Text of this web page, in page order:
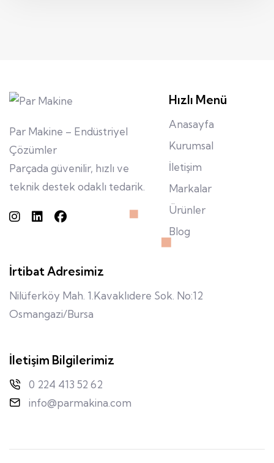
Par Makine – Endüstriyel
Çözümler
Parçada güvenilir, hızlı ve
teknik destek odaklı tedarik.
Hızlı Menü
Anasayfa
Kurumsal
İletişim
Markalar
Ürünler
Blog
İrtibat Adresimiz
Nilüferköy Mah. 1.Kavaklıdere Sok. No:12
Osmangazi/Bursa
İletişim Bilgilerimiz
0 224 413 52 62
info@parmakina.com